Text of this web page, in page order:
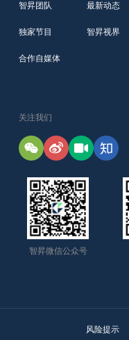
智昇团队
独家节目
合作自媒体
最新动态
智昇视界
关注我们
智昇微信公众号
风险提示